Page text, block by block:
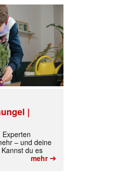
|
Experten
– und deine
du es
mehr➔